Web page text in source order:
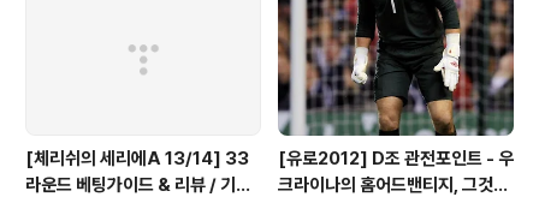
[체리쉬의 세리에A 13/14] 33
라운드 베팅가이드 & 리뷰 / 기적
[유로2012] D조 관전포인트 - 우
크라이나의 홈어드밴티지, 그것이